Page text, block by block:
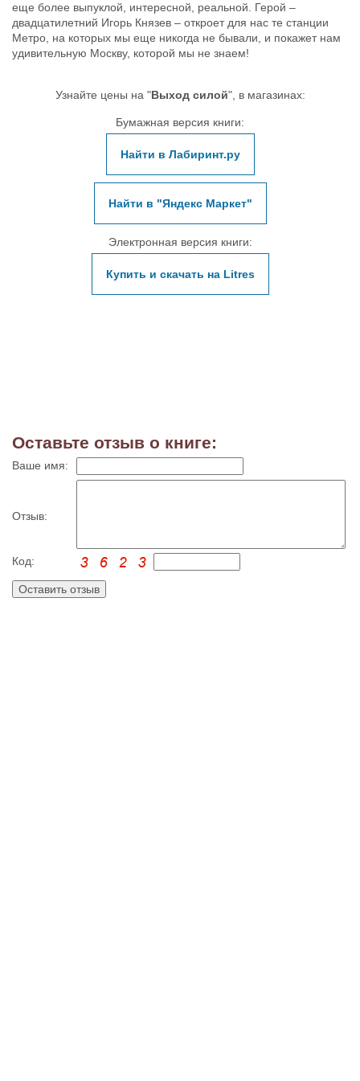
еще более выпуклой, интересной, реальной. Герой –
двадцатилетний Игорь Князев – откроет для нас те станции
Метро, на которых мы еще никогда не бывали, и покажет нам
удивительную Москву, которой мы не знаем!
Узнайте цены на "Выход силой", в магазинах:
Бумажная версия книги:
Найти в Лабиринт.ру
Найти в "Яндекс Маркет"
Электронная версия книги:
Купить и скачать на Litres
Оставьте отзыв о книге:
Ваше имя:
Отзыв:
Код: